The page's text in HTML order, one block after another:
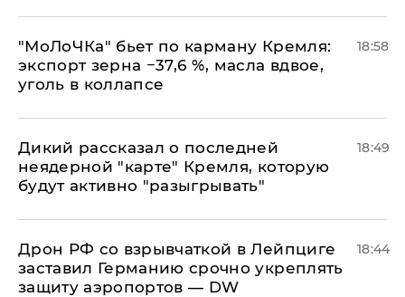
​"МоЛоЧКа" бьет по карману Кремля:
экспорт зерна −37,6 %, масла вдвое,
уголь в коллапсе
18:58
Дикий рассказал о последней
неядерной "карте" Кремля, которую
будут активно "разыгрывать"
18:49
​Дрон РФ со взрывчаткой в Лейпциге
заставил Германию срочно укреплять
защиту аэропортов — DW
18:44